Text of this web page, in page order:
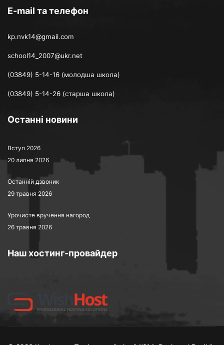
E-mail та телефон
kp.nvk14@gmail.com
school14_2007@ukr.net
(03849) 5-14-16 (молодша школа)
(03849) 5-14-26 (старша школа)
Останні новини
Вступ 2026
20 липня 2026
Останній дзвоник
29 травня 2026
Урочисте вручення нагород
26 травня 2026
Наш хостинг-провайдер